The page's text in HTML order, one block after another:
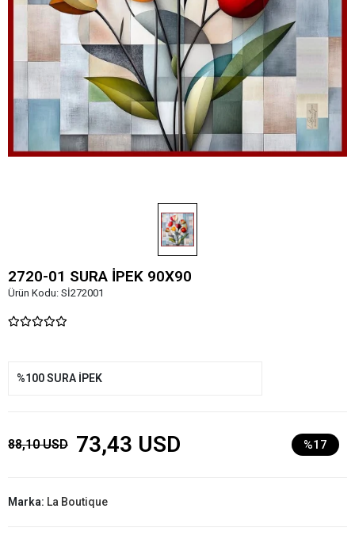
2720-01 SURA İPEK 90X90
Ürün Kodu: Sİ272001
%100 SURA İPEK
88,10 USD 73,43 USD %17
Marka: La Boutique